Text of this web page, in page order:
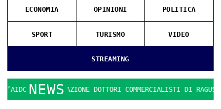
STREAMING
ECONOMIA OPINIONI POLITICA
SPORT TURISMO VIDEO
NEWS
L’ASSOCIAZIONE DOTTORI COMMERCIALISTI DI RAGUSA